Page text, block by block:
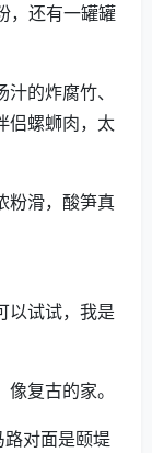
，还有一罐罐
的炸腐竹、
侣螺蛳肉，太
粉滑，酸笋真
以试试，我是
复古的家。
路对面是颐堤